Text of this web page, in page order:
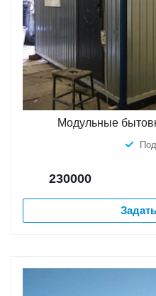
Модульные
230000